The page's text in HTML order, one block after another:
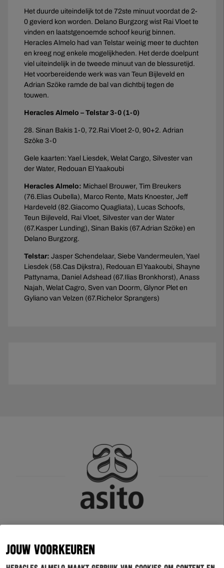
JOUW VOORKEUREN
Het duurde uiteindelijk tot de 72ste minuut voordat de 2-
0 gevierd kon worden. Delano Burgzorg wist Rai Vloet te
vinden en laatstgenoemde schoof keurig binnen.
Heracles Almelo had van Telstar weinig meer te duchten
en kreeg nog enkele mogelijkheden. Het derde doelpunt
viel uiteindelijk in de tweede minuut van de blessuretijd.
Het voorbereidende werk was van Teun Bijleveld en
Adrian Szöke ramde de bal van dichtbij tegen de
touwen.
Heracles Almelo – Telstar 3-0 (1-0)
28. Sinan Bakis 1-0, 72.Rai Vloet 2-0, 90+2. Adrian
Szöke 3-0
Gele kaarten: Yael Liesdek, Welat Cargo, Silvester van
der Water, Redouan El Yaakoubi
Heracles Almelo: Michael Brouwer, Tim Breukers
(76.Elias Oubella), Marco Rente, Mats Knoester, Jeff
Hardeveld (82.Giacomo Quagliata), Lucas Schoofs,
Teun Bijleveld, Rai Vloet, Silvester van der Water
(67.Kasper Lunding), Sinan Bakis (67.Adrian Szöke) en
Delano Burgzorg.
Telstar: Jasper Schendelaar, Siebe Vandermeulen, Yael
Liesdek (58.Cas Dijkstra), Redouan El Yaakoubi, Shayne
Pattynama, Daniel Adshead (67.Ilias Bronkhorst), Anass
Najah, Welat Cagro, Sven van Doorm, Glynor Plet en
Gyliano van Velzen (67.Richelor Sprangers)